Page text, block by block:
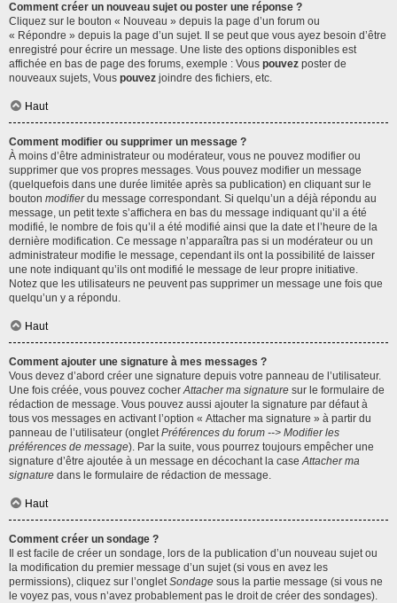
Comment créer un nouveau sujet ou poster une réponse ?
Cliquez sur le bouton « Nouveau » depuis la page d’un forum ou
« Répondre » depuis la page d’un sujet. Il se peut que vous ayez besoin d’être
enregistré pour écrire un message. Une liste des options disponibles est
affichée en bas de page des forums, exemple : Vous pouvez poster de
nouveaux sujets, Vous pouvez joindre des fichiers, etc.
Haut
Comment modifier ou supprimer un message ?
À moins d’être administrateur ou modérateur, vous ne pouvez modifier ou
supprimer que vos propres messages. Vous pouvez modifier un message
(quelquefois dans une durée limitée après sa publication) en cliquant sur le
bouton modifierdu message correspondant. Si quelqu’un a déjà répondu au
message, un petit texte s’affichera en bas du message indiquant qu’il a été
modifié, le nombre de fois qu’il a été modifié ainsi que la date et l’heure de la
dernière modification. Ce message n’apparaîtra pas si un modérateur ou un
administrateur modifie le message, cependant ils ont la possibilité de laisser
une note indiquant qu’ils ont modifié le message de leur propre initiative.
Notez que les utilisateurs ne peuvent pas supprimer un message une fois que
quelqu’un y a répondu.
Haut
Comment ajouter une signature à mes messages ?
Vous devez d’abord créer une signature depuis votre panneau de l’utilisateur.
Une fois créée, vous pouvez cocherAttacher ma signature sur le formulaire de
rédaction de message. Vous pouvez aussi ajouter la signature par défaut à
tous vos messages en activant l’option « Attacher ma signature » à partir du
panneau de l’utilisateur (ongletPréférences du forum --> Modifier les
préférences de message). Par la suite, vous pourrez toujours empêcher une
signature d’être ajoutée à un message en décochant la caseAttacher ma
signature dans le formulaire de rédaction de message.
Haut
Comment créer un sondage ?
Il est facile de créer un sondage, lors de la publication d’un nouveau sujet ou
la modification du premier message d’un sujet (si vous en avez les
permissions), cliquez sur l’ongletSondage sous la partie message (si vous ne
le voyez pas, vous n’avez probablement pas le droit de créer des sondages).